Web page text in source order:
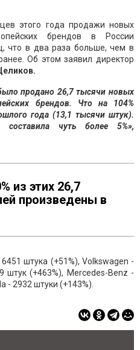
этого года продажи новых
брендов в России
что в два раза больше, чем в
Об этом заявил директор
продано 26,7 тысячи новых
брендов. Что на 104%
года (13,1 тысячи штук).
чуть более 5%»,
из этих 26,7
произведены в
штука (+51%), Volkswagen -
штук (+463%), Mercedes-Benz -
- 2932 штуки (+143%).